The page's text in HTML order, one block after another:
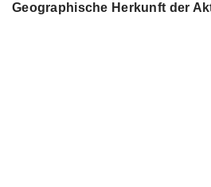
Geographische Herkunft der